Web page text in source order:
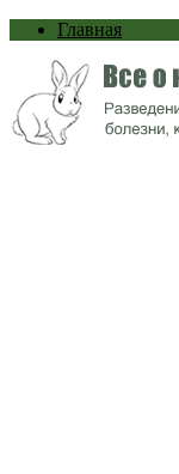
Главная